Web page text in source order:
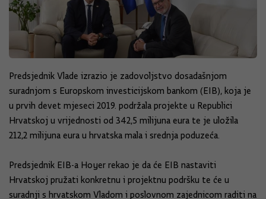
Predsjednik Vlade izrazio je zadovoljstvo dosadašnjom
suradnjom s Europskom investicijskom bankom (EIB), koja je
u prvih devet mjeseci 2019. podržala projekte u Republici
Hrvatskoj u vrijednosti od 342,5 milijuna eura te je uložila
212,2 milijuna eura u hrvatska mala i srednja poduzeća.
Predsjednik EIB-a Hoyer rekao je da će EIB nastaviti
Hrvatskoj pružati konkretnu i projektnu podršku te će u
suradnji s hrvatskom Vladom i poslovnom zajednicom raditi na